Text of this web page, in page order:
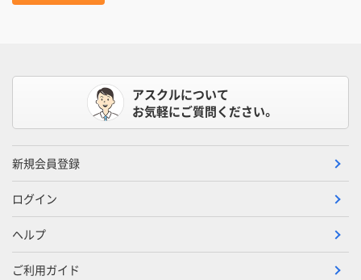
アスクルについて
お気軽にご質問ください。
新規会員登録
ログイン
ヘルプ
ご利用ガイド